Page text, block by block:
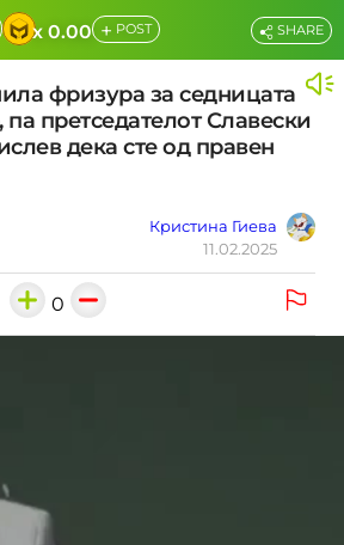
x 0.00 + POST
фризура за седницата
па претседателот Славески
дека сте од правен
Кристина Гиева
11.02.2025
SHARE
0